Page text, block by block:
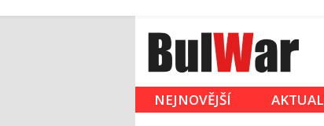
NEJNOVĚJŠÍ